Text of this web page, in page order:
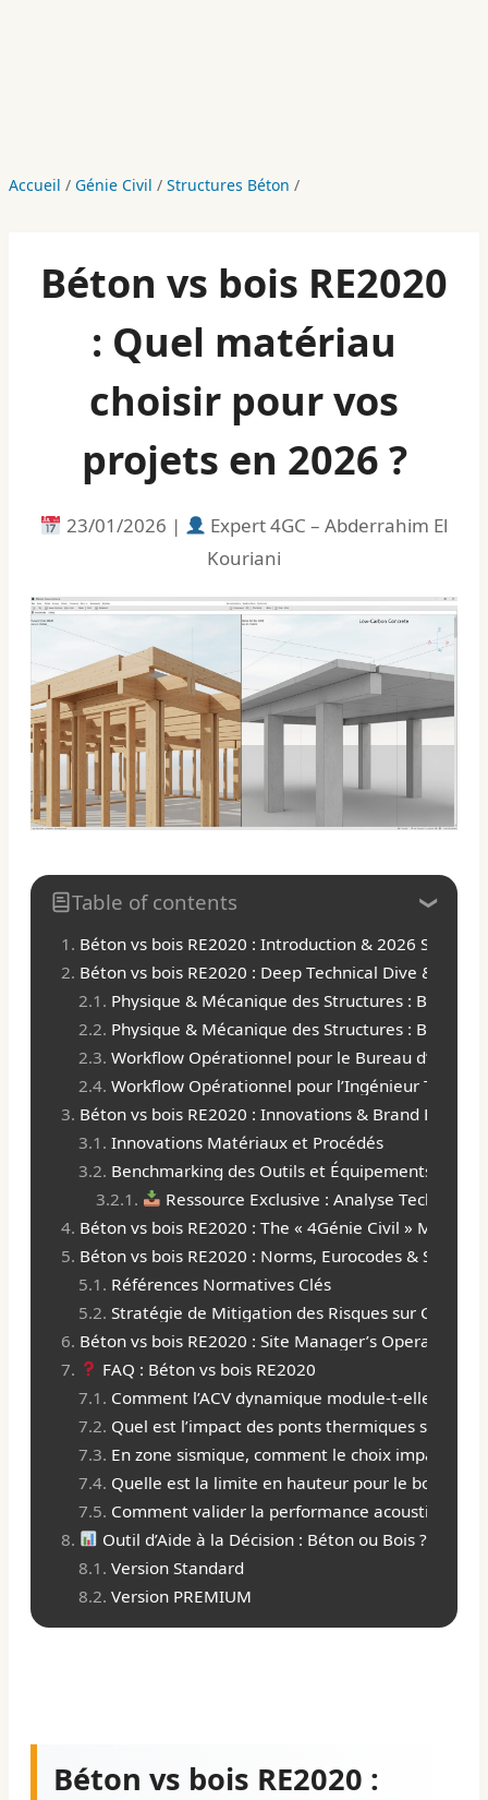
Accueil / Génie Civil / Structures Béton /
Béton vs bois RE2020
: Quel matériau
choisir pour vos
projets en 2026 ?
23/01/2026 |
Expert 4GC – Abderrahim El
Kouriani
Table of contents
Béton vs bois RE2020 : Introduction & 2026
Béton vs bois RE2020 : Deep Technical Dive &
Physique & Mécanique des Structures : Béton
Physique & Mécanique des Structures : Bois
Workflow Opérationnel pour le Bureau d’Études
Workflow Opérationnel pour l’Ingénieur Travaux
Béton vs bois RE2020 : Innovations & Brand
Innovations Matériaux et Procédés
Benchmarking des Outils et Équipements Clés
Ressource Exclusive : Analyse Technique
Béton vs bois RE2020 : The « 4Génie Civil » Master
Béton vs bois RE2020 : Norms, Eurocodes & Safety
Références Normatives Clés
Stratégie de Mitigation des Risques sur Chantier
Béton vs bois RE2020 : Site Manager’s Operational
FAQ : Béton vs bois RE2020
Comment l’ACV dynamique module-t-elle
Quel est l’impact des ponts thermiques sur le
En zone sismique, comment le choix impacte-t-
Quelle est la limite en hauteur pour le bois face
Comment valider la performance acoustique
Outil d’Aide à la Décision : Béton ou Bois ?
Version Standard
Version PREMIUM
Béton vs bois RE2020 :